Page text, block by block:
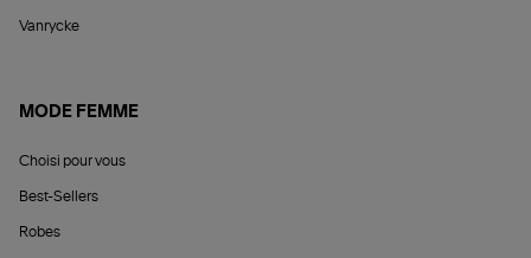
Vanrycke
MODE FEMME
Choisi pour vous
Best-Sellers
Robes